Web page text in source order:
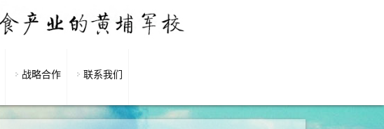
战略合作 联系我们